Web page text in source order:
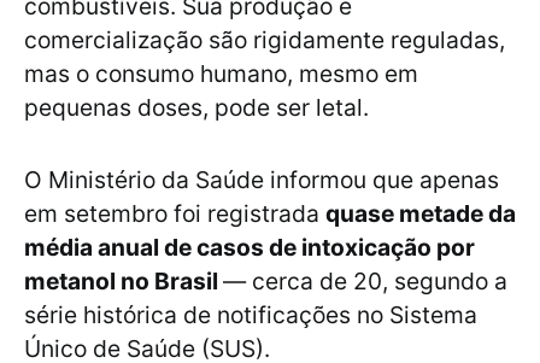
combustíveis. Sua produção e
comercialização são rigidamente reguladas,
mas o consumo humano, mesmo em
pequenas doses, pode ser letal.
O Ministério da Saúde informou que apenas
em setembro foi registrada quase metade da
média anual de casos de intoxicação por
metanol no Brasil — cerca de 20, segundo a
série histórica de notificações no Sistema
Único de Saúde (SUS).